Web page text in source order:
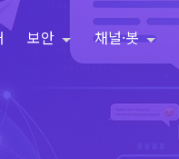
보안 채널·봇